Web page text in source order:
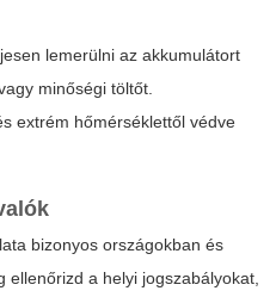
lemerülni az akkumulátort
minőségi töltőt.
extrém hőmérséklettől védve
bizonyos országokban és
ellenőrizd a helyi jogszabályokat,